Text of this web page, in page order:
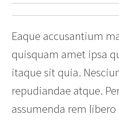
Eaque accusantium
quisquam amet ipsa
itaque sit quia.
repudiandae atque.
assumenda rem